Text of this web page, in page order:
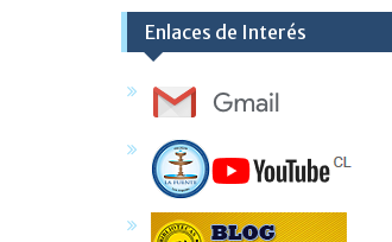
Enlaces de Interés